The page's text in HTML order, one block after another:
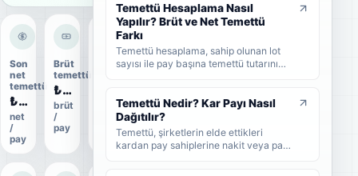
Son
net
temettü
₺4,0426
net
/
pay
Brüt
temettü
₺4,76
brüt
/
pay
Dağıtım
ödeme
oranı
alındığını, hak kullanım tarihi, kayıt
tarihi ve ödeme tarihi arasındaki farkı
ve yatırımcıların nelere dikkat etmesi
gerektiğini sade şekilde bulabilirsiniz.
Temettü Hesaplama Nasıl
Yapılır? Brüt ve Net Temettü
Farkı
Temettü hesaplama, sahip olunan lot
sayısı ile pay başına temettü tutarının
verimi ve örnek hesaplama adımlarını
sade şekilde bulabilirsiniz.
Temettü Nedir? Kar Payı Nasıl
Dağıtılır?
Temettü, şirketlerin elde ettikleri
kardan pay sahiplerine nakit veya pay